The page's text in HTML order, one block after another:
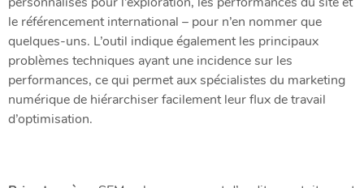
le référencement international – pour n’en nommer que
quelques-uns. L’outil indique également les principaux
problèmes techniques ayant une incidence sur les
performances, ce qui permet aux spécialistes du marketing
numérique de hiérarchiser facilement leur flux de travail
d’optimisation.